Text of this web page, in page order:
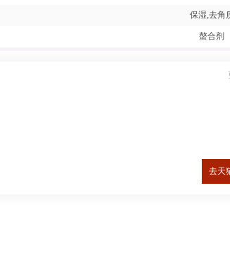
保湿,去角
螯合剂
去天